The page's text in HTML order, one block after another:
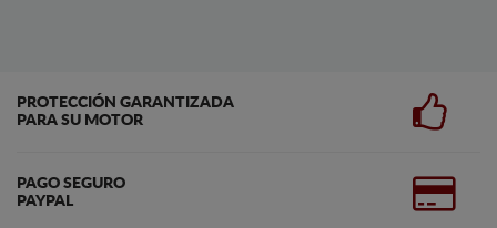
PROTECCIÓN GARANTIZADA
PARA SU MOTOR
PAGO SEGURO
PAYPAL